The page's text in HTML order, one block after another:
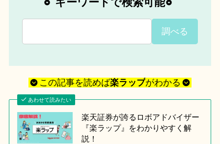
キーワードで検索可能
この記事を読めば楽ラップがわかる
あわせて読みたい
楽天証券が誇るロボアドバイザー
『楽ラップ』をわかりやすく解
説！